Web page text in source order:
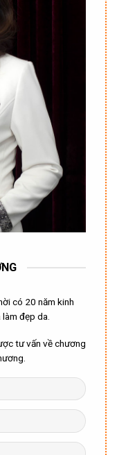
có 20 năm kinh
đẹp da.
tư vấn về chương